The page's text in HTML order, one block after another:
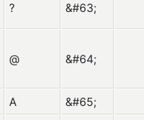
? &#63;
@ &#64;
A
&#65;